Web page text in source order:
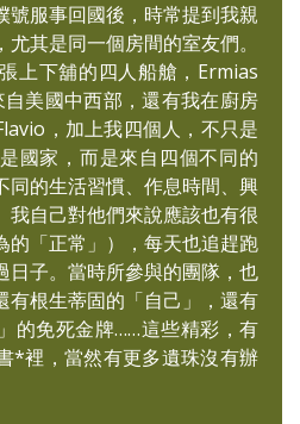
號服事回國後，時常提到我親
其是同一個房間的室友們。
上下舖的四人船艙，Ermias
美國中西部，還有我在廚房
，加上我四個人，不只是
國家，而是來自四個不同的
同的生活習慣、作息時間、興
我自己對他們來說應該也有很
的「正常」），每天也追趕跑
日子。當時所參與的團隊，也
有根生蒂固的「自己」，還有
的免死金牌……這些精彩，有
*裡，當然有更多遺珠沒有辦